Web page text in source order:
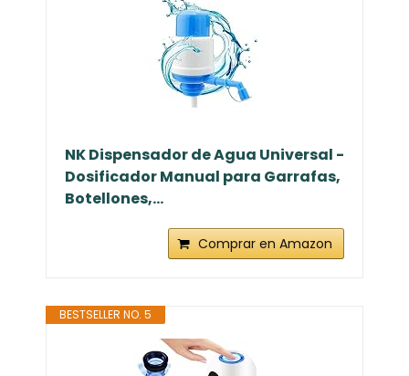
NK Dispensador de Agua Universal -
Dosificador Manual para Garrafas,
Botellones,...
Comprar en Amazon
BESTSELLER NO. 5